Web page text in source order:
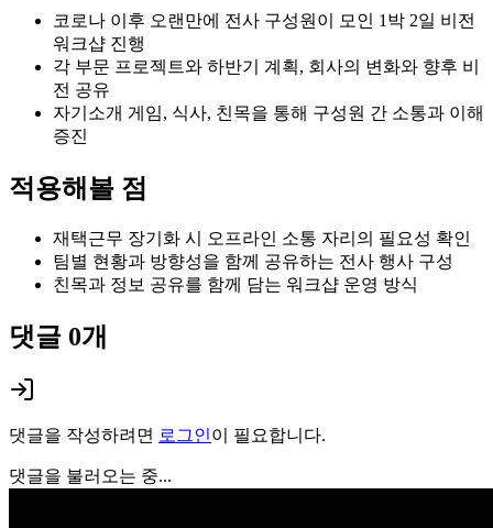
코로나 이후 오랜만에 전사 구성원이 모인 1박 2일 비전
워크샵 진행
각 부문 프로젝트와 하반기 계획, 회사의 변화와 향후 비
전 공유
자기소개 게임, 식사, 친목을 통해 구성원 간 소통과 이해
증진
적용해볼 점
재택근무 장기화 시 오프라인 소통 자리의 필요성 확인
팀별 현황과 방향성을 함께 공유하는 전사 행사 구성
친목과 정보 공유를 함께 담는 워크샵 운영 방식
댓글 0개
댓글을 작성하려면 로그인이 필요합니다.
댓글을 불러오는 중...